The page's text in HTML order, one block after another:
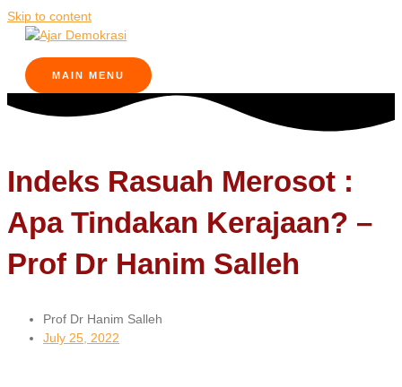
Skip to content
MAIN MENU
Indeks Rasuah Merosot :
Apa Tindakan Kerajaan? –
Prof Dr Hanim Salleh
Prof Dr Hanim Salleh
July 25, 2022